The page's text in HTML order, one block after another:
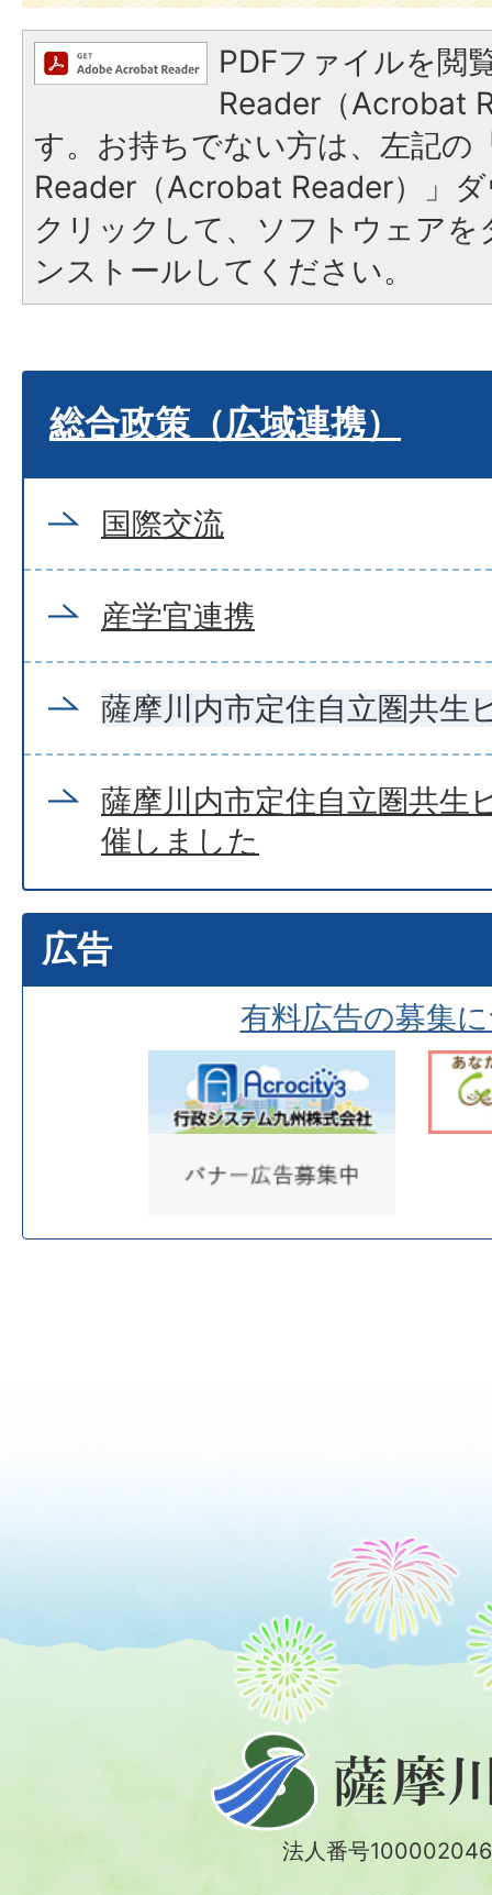
PDFファイルを閲
Reader（Acrobat
す。お持ちでない方は、左記の
Reader（Acrobat Reader）」
クリックして、ソフトウェア
ンストールしてください。
総合政策（広域連携）
国際交流
産学官連携
薩摩川内市定住自立圏共生
薩摩川内市定住自立圏共生
催しました
広告
有料広告の募集
摩
川
法人番号